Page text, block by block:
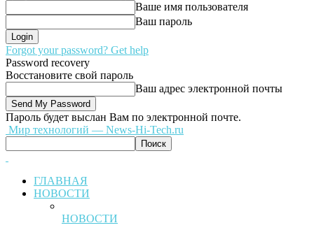
Ваше имя пользователя
Ваш пароль
Forgot your password? Get help
Password recovery
Восстановите свой пароль
Ваш адрес электронной почты
Пароль будет выслан Вам по электронной почте.
Мир технологий — News-Hi-Tech.ru
ГЛАВНАЯ
НОВОСТИ
НОВОСТИ